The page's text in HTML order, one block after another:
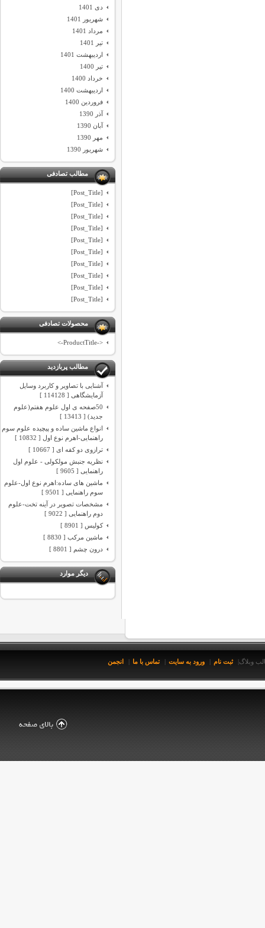
دی 1401
شهریور 1401
مرداد 1401
تیر 1401
اردیبهشت 1401
تیر 1400
خرداد 1400
اردیبهشت 1400
فروردین 1400
آذر 1390
آبان 1390
مهر 1390
شهریور 1390
مطالب تصادفی
[Post_Title]
[Post_Title]
[Post_Title]
[Post_Title]
[Post_Title]
[Post_Title]
[Post_Title]
[Post_Title]
[Post_Title]
[Post_Title]
محصولات تصادفی
<-ProductTitle->
مطالب پربازدید
آشنایی با تصاویر و کاربرد وسایل
آزمایشگاهی [ 114128 ]
50صفحه ی اول علوم هفتم(علوم
جدید) [ 13413 ]
انواع ماشین ساده و پیچیده علوم سوم
راهنمایی-اهرم نوع اول [ 10832 ]
ترازوی دو کفه ای [ 10667 ]
نظریه جنبش مولکولی - علوم اول
راهنمایی [ 9605 ]
ماشین های ساده:اهرم نوع اول-علوم
سوم راهنمایی [ 9501 ]
مشخصات تصویر در آینه تخت-علوم
دوم راهنمایی [ 9022 ]
کولیس [ 8901 ]
ماشین مرکب [ 8830 ]
درون چشم [ 8801 ]
دیگر موارد
وبلاگ ثبت نام ورود به سایت تماس با ما انجمن